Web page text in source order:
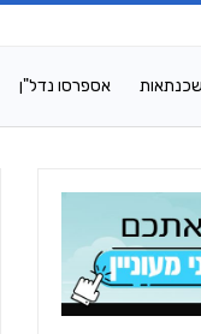
אספרסו נדל"ן